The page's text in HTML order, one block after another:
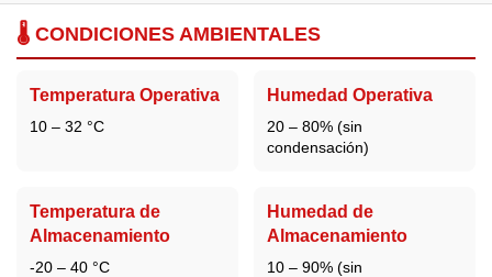
🌡️ CONDICIONES AMBIENTALES
Temperatura Operativa
10 – 32 °C
Humedad Operativa
20 – 80% (sin
condensación)
Temperatura de
Almacenamiento
-20 – 40 °C
Humedad de
Almacenamiento
10 – 90% (sin